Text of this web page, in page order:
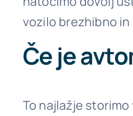
vozilo brezhibno
Če je
To najlažje